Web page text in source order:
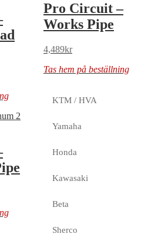
Pro Circuit –
Works Pipe
4,489kr
Tas hem på beställning
KTM / HVA
Yamaha
Honda
Kawasaki
Beta
Sherco